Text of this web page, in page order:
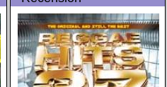
skiva